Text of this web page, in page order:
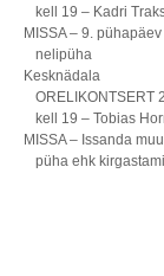
kell 19 – Kadri
MISSA – 9.
nelipüha
Kesknädala
ORELIKONTSERT
kell 19 – Tobias
MISSA – Issanda
püha ehk